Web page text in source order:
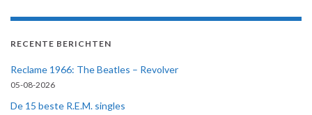
RECENTE BERICHTEN
Reclame 1966: The Beatles – Revolver
05-08-2026
De 15 beste R.E.M. singles